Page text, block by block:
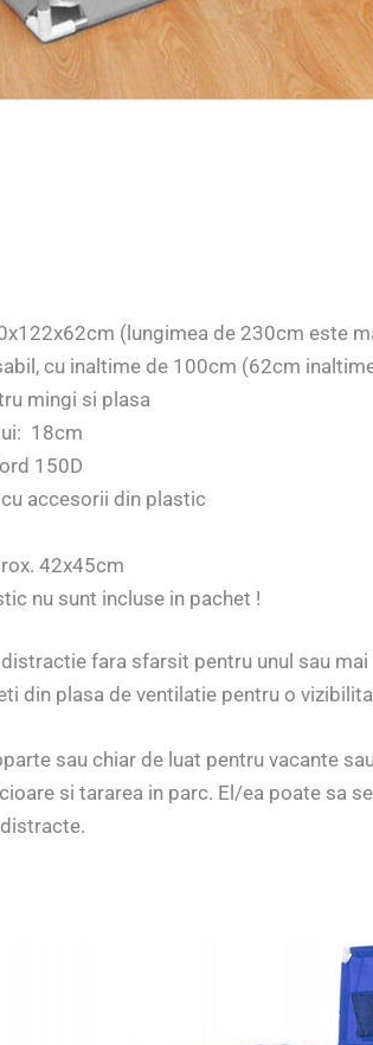
(lungimea de 230cm este
cu inaltime de 100cm (62cm
mingi si plasa
18cm
150D
accesorii din plastic
42x45cm
nu sunt incluse in pachet !
fara sfarsit pentru unul sau
din plasa de ventilatie pentru o
sau chiar de luat pentru vacante
si tararea in parc. El/ea poate sa